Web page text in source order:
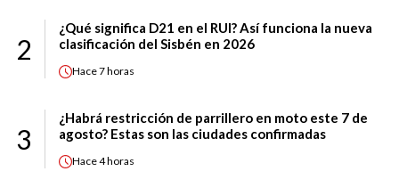
2
¿Qué significa D21 en el RUI? Así funciona la nueva
clasificación del Sisbén en 2026
Hace7 horas
3
¿Habrá restricción de parrillero en moto este 7 de
agosto? Estas son las ciudades confirmadas
Hace4 horas